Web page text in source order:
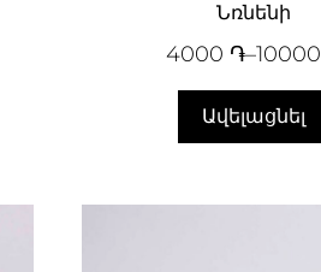
Նռնենի
4000 ֏–10000
Ավելացնել